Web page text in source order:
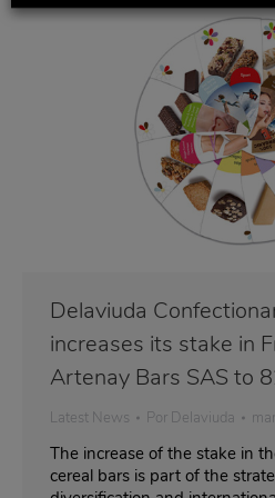
Delaviuda
increases its stake in
Artenay Bars SAS to
Latest News Por Delaviuda
The increase of the stake in
cereal bars is part of the